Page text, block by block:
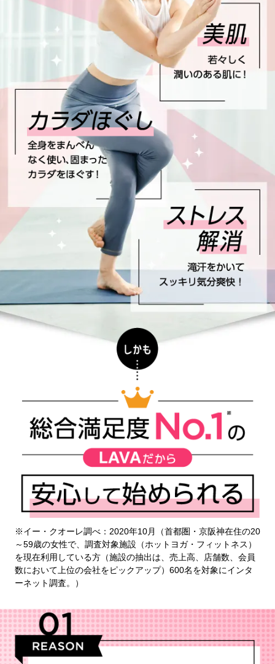
※イー・クオーレ調べ：2020年10月（首都圏・京阪神在住の20
～59歳の女性で、調査対象施設（ホットヨガ・フィットネス）
を現在利用している方（施設の抽出は、売上高、店舗数、会員
数において上位の会社をピックアップ）600名を対象にインタ
ーネット調査。）